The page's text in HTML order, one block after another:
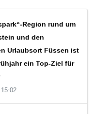
Region rund um
und den
Urlaubsort Füssen ist
ein Top-Ziel für